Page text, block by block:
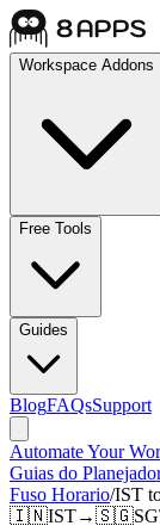
Workspace Addons
Free Tools
Guides
BlogFAQsSupport
Automate Your
Guias do
Fuso Horario/IST
🇮🇳IST→🇸🇬